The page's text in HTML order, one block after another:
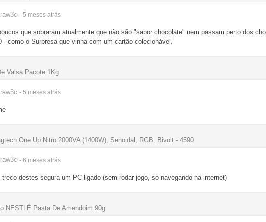
- 5 meses atrás
que sobraram atualmente que não são "sabor chocolate" nem passam perto dos
- como o Surpresa que vinha com um cartão colecionável.
Valsa Pacote 1Kg
- 5 meses atrás
One Up Nitro 2000VA (1400W), Senoidal, RGB, Bivolt - 4590
- 6 meses atrás
treco destes segura um PC ligado (sem rodar jogo, só navegando na internet)
NESTLÉ Pasta De Amendoim 90g